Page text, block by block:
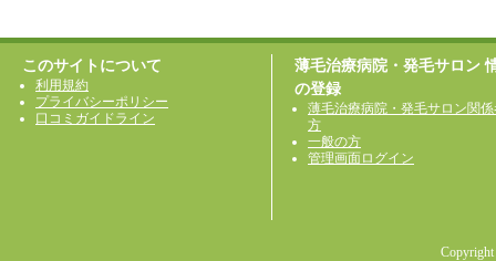
このサイトについて
利用規約
プライバシーポリシー
口コミガイドライン
薄毛治療病院・発毛サロン
の登録
薄毛治療病院・発毛サロン関
方
一般の方
管理画面ログイン
Copyright